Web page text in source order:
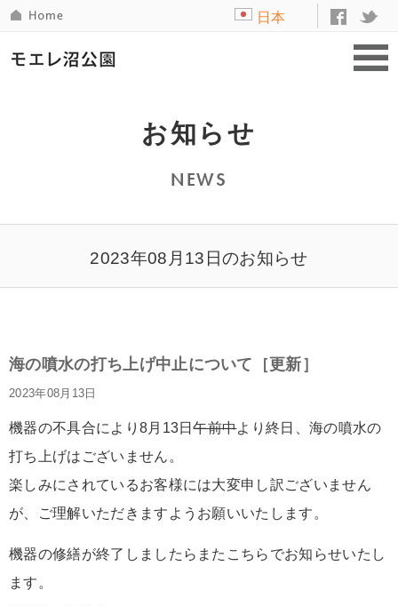
日本
お知らせ
NEWS
2023年08月13日のお知らせ
海の噴水の打ち上げ中止について［更新］
2023年08月13日
機器の不具合により8月13日午前中より終日、海の噴水の
打ち上げはございません。
楽しみにされているお客様には大変申し訳ございません
が、ご理解いただきますようお願いいたします。
機器の修繕が終了しましたらまたこちらでお知らせいたし
ます。